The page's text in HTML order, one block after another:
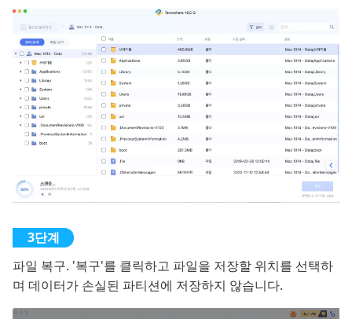
파일 복구. '복구'를 클릭하고 파일을 저장할 위치를 선택하
며 데이터가 손실된 파티션에 저장하지 않습니다.